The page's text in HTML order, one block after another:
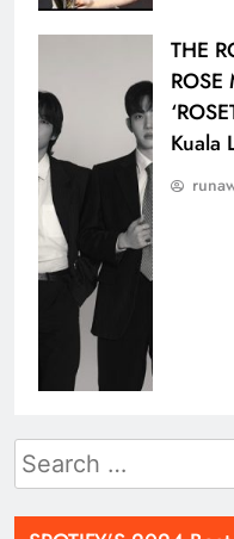
THE
Kuala
Search
for: